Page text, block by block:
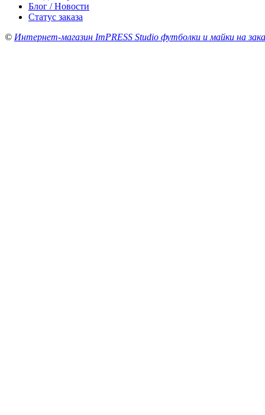
Блог / Новости
Статус заказа
© Интернет-магазин ImPRESS Studio футболки и майки на